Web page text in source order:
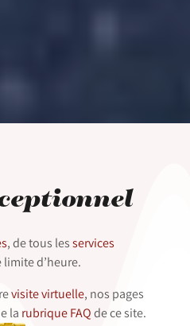
, de tous lesservices
limite d’heure.
visite virtuelle, nos pages
la rubrique FAQde ce site.